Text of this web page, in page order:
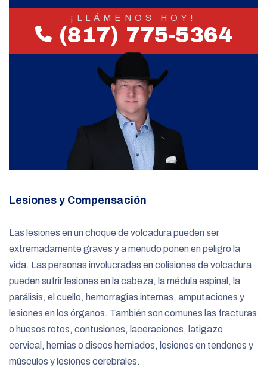
¡LLÁMENOS HOY!
(817) 775-5364
Lesiones y Compensación
Las lesiones en un choque de volcadura pueden ser
extremadamente graves y a menudo ponen en peligro la
vida. Las personas involucradas en colisiones de volcadura
pueden sufrir lesiones en la cabeza, la médula espinal, la
parálisis, el cuello, hemorragias internas, amputaciones y
lesiones en los órganos. También son comunes las fracturas
o huesos rotos, contusiones, laceraciones, latigazo
cervical, hernias o discos herniados, lesiones en tendones y
músculos y lesiones cerebrales.